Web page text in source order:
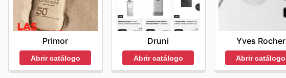
Primor
Abrir catálogo
Druni
Abrir catálogo
Yves Rocher
Abrir catálogo